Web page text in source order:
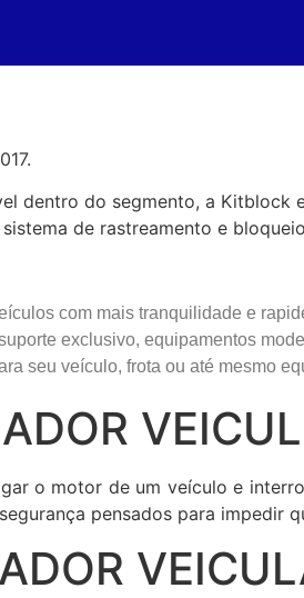
dentro do segmento, a Kitblock
de rastreamento e
com mais tranquilidade e
exclusivo, equipamentos
seu veículo, frota ou até mesmo
o motor de um veículo e
pensados para impedir